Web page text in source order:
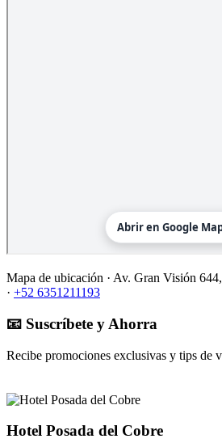
Mapa de ubicación · Av. Gran Visión
· +52 6351211193
📧 Suscríbete y Ahorra
Recibe promociones exclusivas y tips de
Hotel Posada del Cobre